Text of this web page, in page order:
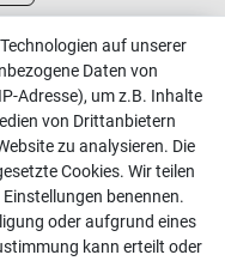
shop.de
auf unserer
Daten von
Adresse), um z.B. Inhalte
von Drittanbietern
zu analysieren. Die
Cookies. Wir teilen
benennen.
oder aufgrund eines
kann erteilt oder